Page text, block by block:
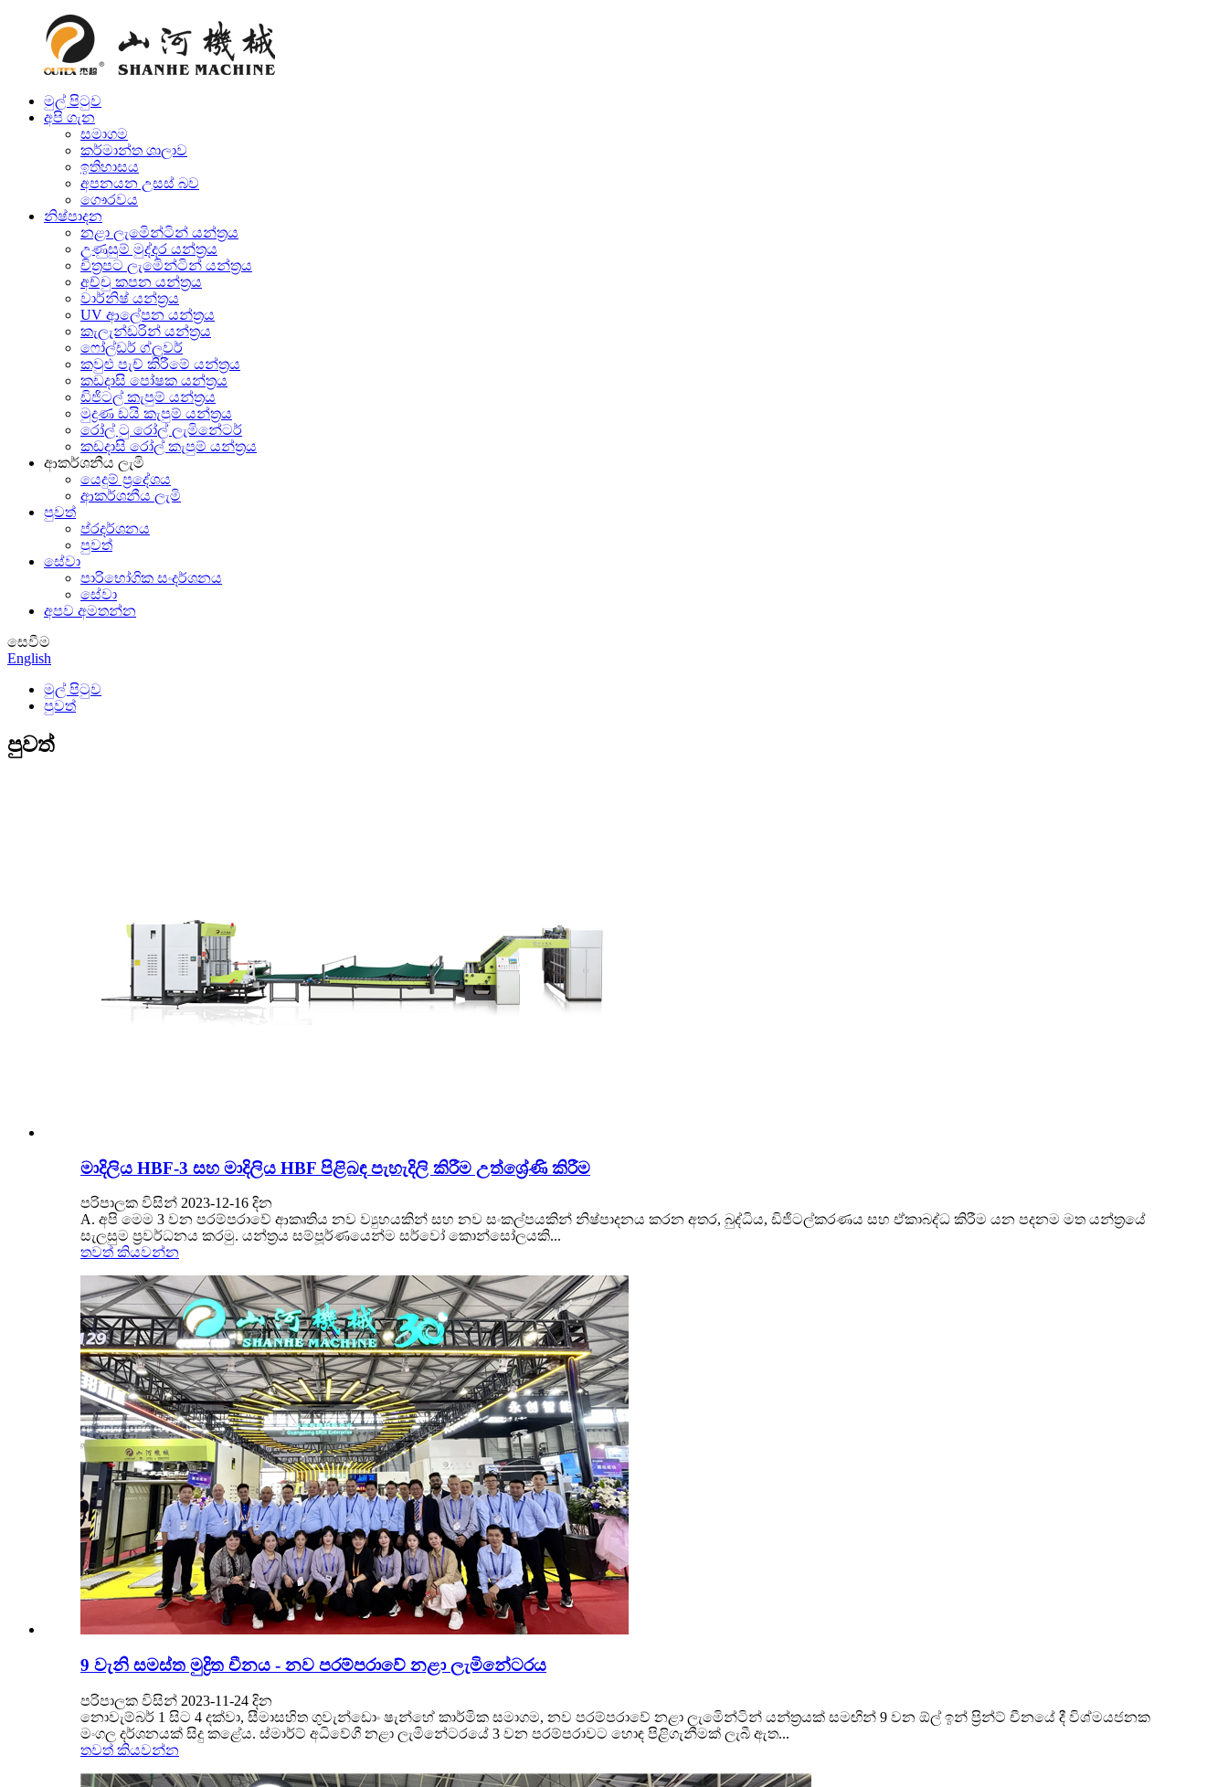
මුල් පිටුව
අපි ගැන
සමාගම
කර්මාන්ත ශාලාව
ඉතිහාසය
අපනයන උසස් බව
ගෞරවය
නිෂ්පාදන
නළා ලැමිෙන්ටින් යන්ත්‍රය
උණුසුම් මුද්දර යන්ත්‍රය
චිත්‍රපට ලැමිෙන්ටින් යන්ත්‍රය
අච්චු කපන යන්ත්‍රය
වාර්නිෂ් යන්ත්‍රය
UV ආලේපන යන්ත්‍රය
කැලැන්ඩරින් යන්ත්‍රය
ෆෝල්ඩර් ග්ලූවර්
කවුළු පැච් කිරීමේ යන්ත්‍රය
කඩදාසි පෝෂක යන්ත්‍රය
ඩිජිටල් කැපුම් යන්ත්‍රය
මුද්‍රණ ඩයි කැපුම් යන්ත්‍රය
රෝල් ටු රෝල් ලැමිනේටර්
කඩදාසි රෝල් කැපුම් යන්ත්‍රය
ආකර්ශනීය ලැමි
යෙදුම් ප්‍රදේශය
ආකර්ශනීය ලැමි
පුවත්
ප්රදර්ශනය
පුවත්
සේවා
පාරිභෝගික සංදර්ශනය
සේවා
අපව අමතන්න
සෙවීම
English
මුල් පිටුව
පුවත්
පුවත්
මාදිලිය HBF-3 සහ මාදිලිය HBF පිළිබඳ පැහැදිලි කිරීම උත්ශ්‍රේණි කිරීම
පරිපාලක විසින් 2023-12-16 දින
A. අපි මෙම 3 වන පරම්පරාවේ ආකෘතිය නව ව්‍යුහයකින් සහ නව සංකල්පයකින් නිෂ්පාදනය කරන අතර, බුද්ධිය, ඩිජිටල්කරණය සහ ඒකාබද්ධ කිරීම යන පදනම මත යන්ත්‍රයේ
සැලසුම ප්‍රවර්ධනය කරමු. යන්ත්‍රය සම්පූර්ණයෙන්ම සර්වෝ කොන්සෝලයකි...
තවත් කියවන්න
9 වැනි සමස්ත මුද්‍රිත චීනය - නව පරම්පරාවේ නළා ලැමිනේටරය
පරිපාලක විසින් 2023-11-24 දින
නොවැම්බර් 1 සිට 4 දක්වා, සීමාසහිත ගුවැන්ඩොං ෂැන්හේ කාර්මික සමාගම, නව පරම්පරාවේ නළා ලැමිෙන්ටින් යන්ත්‍රයක් සමඟින් 9 වන ඕල් ඉන් ප්‍රින්ට් චීනයේ දී විශ්මයජනක
මංගල දර්ශනයක් සිදු කළේය. ස්මාර්ට් අධිවේගී නළා ලැමිනේටරයේ 3 වන පරම්පරාවට හොඳ පිළිගැනීමක් ලැබී ඇත...
තවත් කියවන්න